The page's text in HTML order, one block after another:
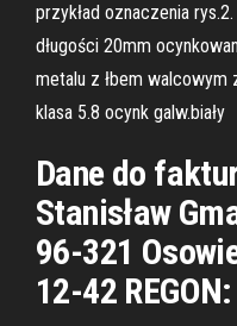
przykład oznaczenia
długości 20mm
metalu z łbem
klasa 5.8 ocynk galw.biały
Dane do
Stanisław
96-321
12-42